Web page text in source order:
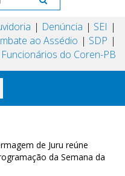
Denúncia
SEI
ao Assédio
SDP
Funcionários do Coren-PB
de Juru reúne
da Semana da